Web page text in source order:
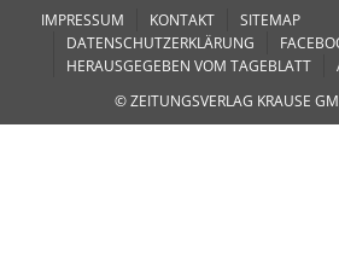
IMPRESSUM KONTAKT
SITEMAP
DATENSCHUTZERKLÄRUNG
HERAUSGEGEBEN VOM TAGEBLATT
© ZEITUNGSVERLAG KRAUSE